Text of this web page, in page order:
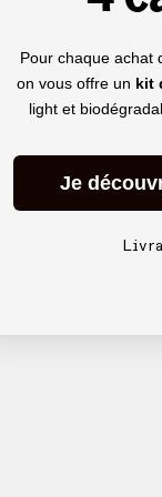
Pour chaque achat
on vous offre un kit
light et
Je